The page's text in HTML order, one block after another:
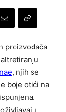
proizvođača
, njih se
boje otići na